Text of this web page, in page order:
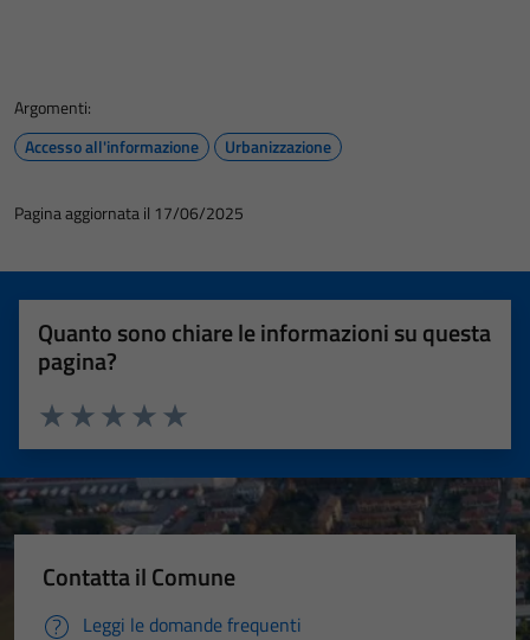
Argomenti:
Accesso all'informazione
Urbanizzazione
Pagina aggiornata il 17/06/2025
Quanto sono chiare le informazioni su questa
pagina?
Valuta 5 stelle su 5
Valuta 4 stelle su 5
Valuta 3 stelle su 5
Valuta 2 stelle su 5
Valuta 1 stelle su 5
Contatta il Comune
Leggi le domande frequenti